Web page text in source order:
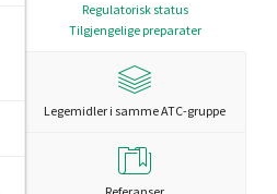
Regulatorisk status
Tilgjengelige preparater
Legemidler i samme ATC-gruppe